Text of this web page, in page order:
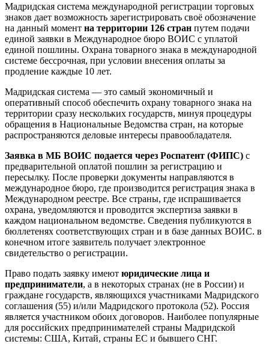
Мадридская система международной регистрации торговых
знаков дает возможность зарегистрировать своё обозначение
на данный момент на территории 126 стран путем подачи
единой заявки в Международное бюро ВОИС с уплатой
единой пошлины. Охрана товарного знака в международной
системе бессрочная, при условии внесения оплаты за
продление каждые 10 лет.
Мадридская система — это самый экономичный и
оперативный способ обеспечить охрану товарного знака на
территории сразу нескольких государств, минуя процедуры
обращения в Национальные Ведомства стран, на которые
распространяются деловые интересы правообладателя.
Заявка в МБ ВОИС подается через Роспатент (ФИПС) с
предварительной оплатой пошлин за регистрацию и
пересылку. После проверки документы направляются в
международное бюро, где производится регистрация знака в
Международном реестре. Все страны, где испрашивается
охрана, уведомляются и проводится экспертиза заявки в
каждом национальном ведомстве. Сведения публикуются в
бюллетенях соответствующих стран и в базе данных ВОИС. в
конечном итоге заявитель получает электронное
свидетельство о регистрации.
Право подать заявку имеют юридические лица и
предприниматели, а в некоторых странах (не в России) и
граждане государств, являющихся участниками Мадридского
соглашения (55) и/или Мадридского протокола (52). Россия
является участником обоих договоров. Наиболее популярные
для российских предпринимателей страны Мадридской
системы: США, Китай, страны ЕС и бывшего СНГ.